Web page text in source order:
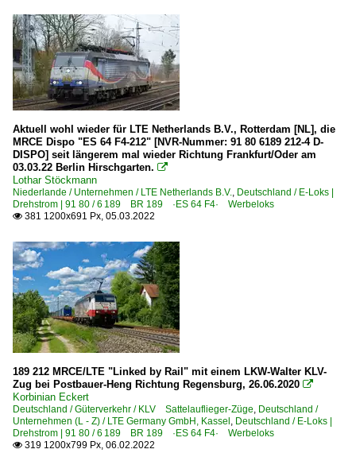
Unternehmen | historisch
Bayerische Oberlandbahn - Meridian bis 06.2020
MRCE Dispolok GmbH, München ·DISPO· bis 10.2023
Italien
Bahnhöfe
Bolzano (Bozen)
Brennero
Strecken
43 Brenner/Brennero – Verona ·Brennerbahn·
Unternehmen
Rail Traction Company S.p.A., Bolzano ·RTC·
Niederlande
Bahnhöfe
Aktuell wohl wieder für LTE Netherlands B.V., Rotterdam [NL], die
MRCE Dispo "ES 64 F4-212" [NVR-Nummer: 91 80 6189 212-4 D-
DISPO] seit längerem mal wieder Richtung Frankfurt/Oder am
03.03.22 Berlin Hirschgarten. 
Lothar Stöckmann
Niederlande / Unternehmen / LTE Netherlands B.V., Deutschland / E-Loks |
Drehstrom | 91 80 / 6 189 BR 189 ·ES 64 F4· Werbeloks
 381 1200x691 Px, 05.03.2022
189 212 MRCE/LTE "Linked by Rail" mit einem LKW-Walter KLV-
Zug bei Postbauer-Heng Richtung Regensburg, 26.06.2020 
Korbinian Eckert
Deutschland / Güterverkehr / KLV Sattelauflieger-Züge, Deutschland /
Unternehmen (L - Z) / LTE Germany GmbH, Kassel , Deutschland / E-Loks |
Drehstrom | 91 80 / 6 189 BR 189 ·ES 64 F4· Werbeloks
 319 1200x799 Px, 06.02.2022